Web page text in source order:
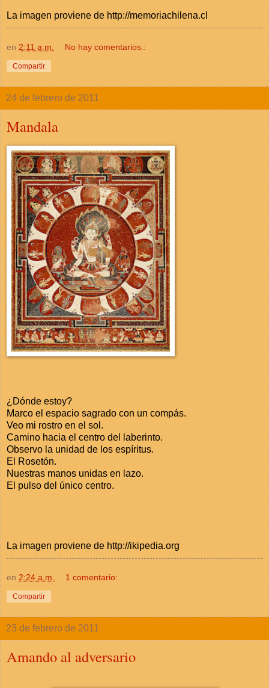
La imagen proviene de http://memoriachilena.cl
en 2:11 a.m. No hay comentarios.:
Compartir
24 de febrero de 2011
Mandala
¿Dónde estoy?
Marco el espacio sagrado con un compás.
Veo mi rostro en el sol.
Camino hacia el centro del laberinto.
Observo la unidad de los espíritus.
El Rosetón.
Nuestras manos unidas en lazo.
El pulso del único centro.
La imagen proviene de http://ikipedia.org
en 2:24 a.m. 1 comentario:
Compartir
23 de febrero de 2011
Amando al adversario